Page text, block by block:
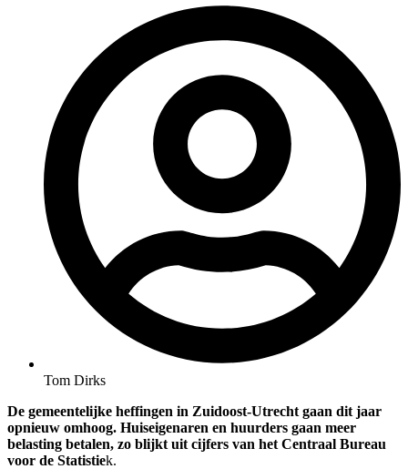
Tom Dirks
De gemeentelijke heffingen in Zuidoost-Utrecht gaan dit jaar
opnieuw omhoog. Huiseigenaren en huurders gaan meer
belasting betalen, zo blijkt uit cijfers van het Centraal Bureau
voor de Statistiek.